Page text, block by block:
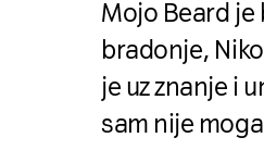
Mojo Beard je
bradonje,
je uz znanje i
sam nije